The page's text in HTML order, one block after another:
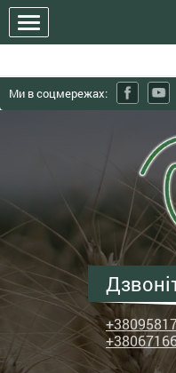
Ми в соцмережах:
зерноочисного
обладнання
-
Виробник
аеродинамічних
зернових
сепараторів
ІСМ